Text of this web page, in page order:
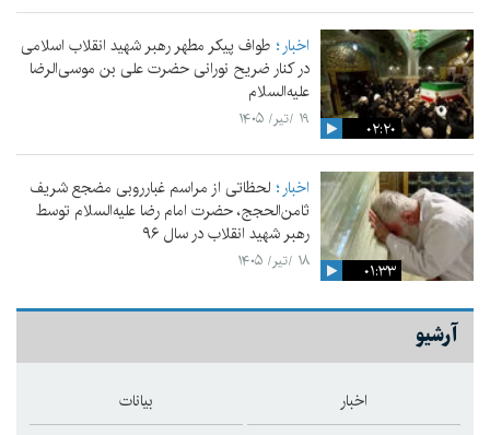
۰۲:۲۰
اخبار طواف پیکر مطهر رهبر شهید انقلاب اسلامی
در کنار ضریح نورانی حضرت علی‌ بن موسی‌الرضا
علیه‌السلام
۱۹ /تیر/ ۱۴۰۵
۰۱:۳۳
اخبار لحظاتی از مراسم غبارروبی مضجع شریف
ثامن‌الحجج، حضرت امام رضا علیه‌السلام توسط
رهبر شهید انقلاب در سال ۹۶
۱۸ /تیر/ ۱۴۰۵
آرشیو
اخبار بیانات